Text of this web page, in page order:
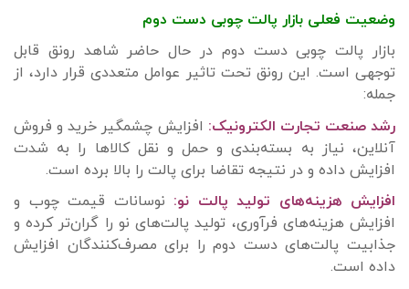
وضعیت فعلی بازار پالت چوبی دست دوم
بازار پالت چوبی دست دوم در حال حاضر شاهد رونق قابل
توجهی است. این رونق تحت تاثیر عوامل متعددی قرار دارد، از
جمله:
رشد صنعت تجارت الکترونیک: افزایش چشمگیر خرید و فروش
آنلاین، نیاز به بسته‌بندی و حمل و نقل کالاها را به شدت
افزایش داده و در نتیجه تقاضا برای پالت را بالا برده است.
افزایش هزینه‌های تولید پالت نو: نوسانات قیمت چوب و
افزایش هزینه‌های فرآوری، تولید پالت‌های نو را گران‌تر کرده و
جذابیت پالت‌های دست دوم را برای مصرف‌کنندگان افزایش
داده است.